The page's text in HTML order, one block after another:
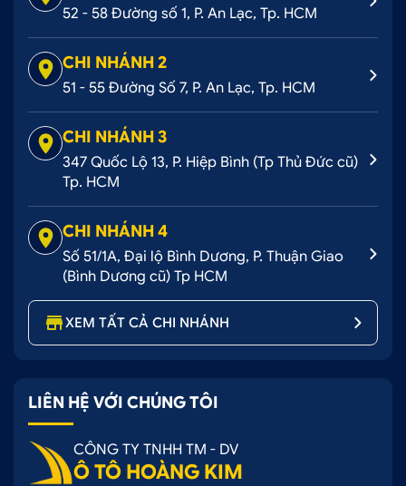
52 - 58 Đường số 1, P. An Lạc, Tp. HCM
CHI NHÁNH 2
51 - 55 Đường Số 7, P. An Lạc, Tp. HCM
CHI NHÁNH 3
347 Quốc Lộ 13, P. Hiệp Bình (Tp Thủ Đức cũ)
Tp. HCM
CHI NHÁNH 4
Số 51/1A, Đại lộ Bình Dương, P. Thuận Giao
(Bình Dương cũ) Tp HCM
XEM TẤT CẢ CHI NHÁNH
LIÊN HỆ VỚI CHÚNG TÔI
CÔNG TY TNHH TM - DV
Ô TÔ HOÀNG KIM